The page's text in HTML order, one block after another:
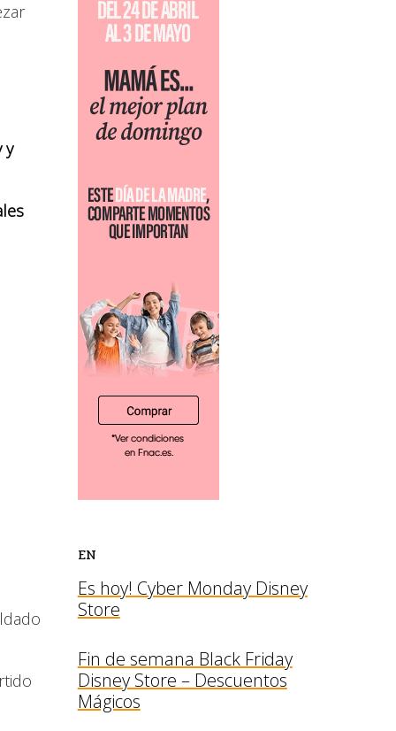
y
EN
Es hoy! Cyber Monday Disney
Store
Fin de semana Black Friday
Disney Store – Descuentos
Mágicos